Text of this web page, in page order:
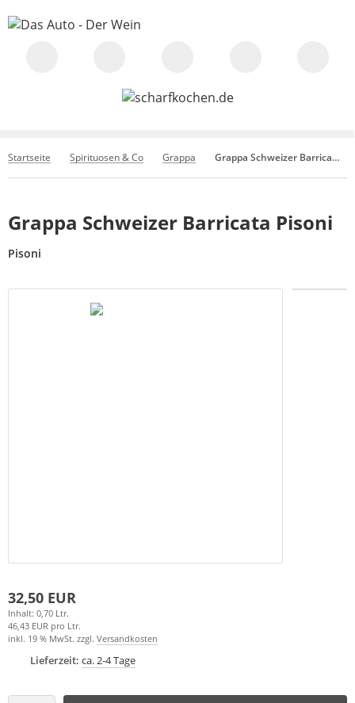
Startseite Spirituosen & Co Grappa Grappa Schweizer Barricata Pisoni
Grappa Schweizer Barricata Pisoni
Pisoni
32,50 EUR
Inhalt: 0,70 Ltr.
46,43 EUR pro Ltr.
inkl. 19 % MwSt. zzgl. Versandkosten
Lieferzeit: ca. 2-4 Tage